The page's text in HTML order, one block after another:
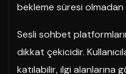
bekleme süresi
Sesli sohbet
dikkat çekicidir.
katılabilir, ilgi alanlarına